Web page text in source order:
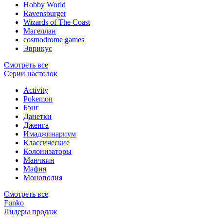
Hobby World
Ravensburger
Wizards of The Coast
Магеллан
сosmodrome games
Эврикус
Смотреть все
Серии настолок
Activity
Pokemon
Бэнг
Данетки
Дженга
Имаджинариум
Классические
Колонизаторы
Манчкин
Мафия
Монополия
Смотреть все
Funko
Лидеры продаж